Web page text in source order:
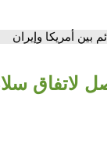
بين أمريكا وإيران
لاتفاق